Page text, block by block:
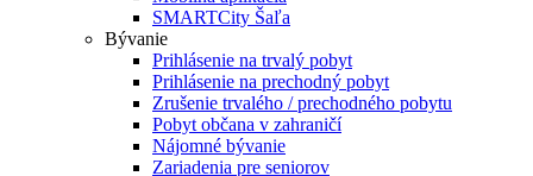
SMARTCity Šaľa
Bývanie
Prihlásenie na trvalý pobyt
Prihlásenie na prechodný pobyt
Zrušenie trvalého / prechodného pobytu
Pobyt občana v zahraničí
Nájomné bývanie
Zariadenia pre seniorov